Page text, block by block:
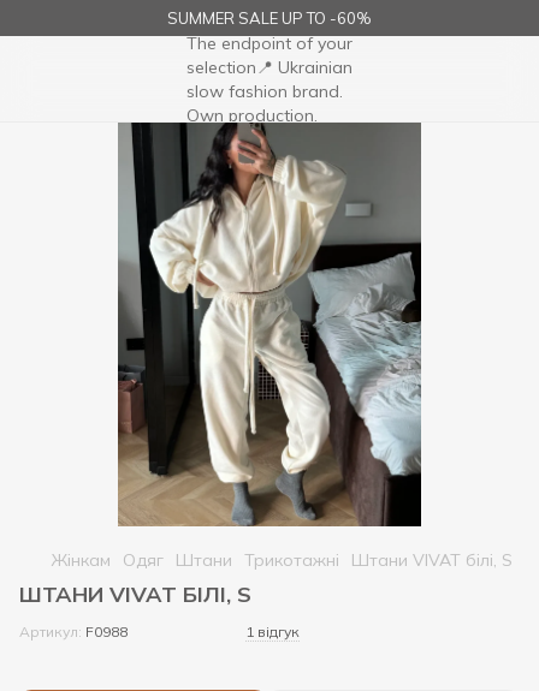
SUMMER SALE UP TO -60%
Жінкам Одяг Штани Трикотажні Штани VIVAT білі, S
ШТАНИ VIVAT БІЛІ, S
Артикул: F0988 1 відгук